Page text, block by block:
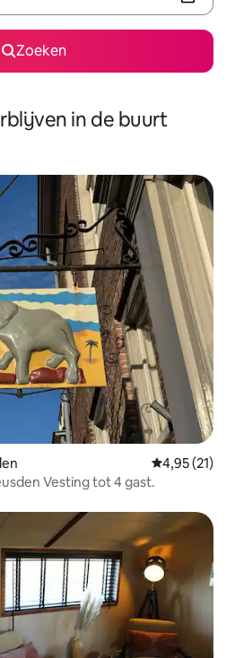
Zoeken
in de buurt
Gemiddelde
4,95 (21)
Vesting tot 4 gast.